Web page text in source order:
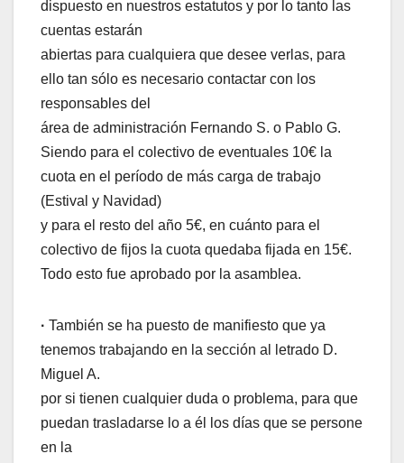
dispuesto en nuestros estatutos y por lo tanto las
cuentas estarán
abiertas para cualquiera que desee verlas, para
ello tan sólo es necesario contactar con los
responsables del
área de administración Fernando S. o Pablo G.
Siendo para el colectivo de eventuales 10€ la
cuota en el período de más carga de trabajo
(Estival y Navidad)
y para el resto del año 5€, en cuánto para el
colectivo de fijos la cuota quedaba fijada en 15€.
Todo esto fue aprobado por la asamblea.
· También se ha puesto de manifiesto que ya
tenemos trabajando en la sección al letrado D.
Miguel A.
por si tienen cualquier duda o problema, para que
puedan trasladarse lo a él los días que se persone
en la